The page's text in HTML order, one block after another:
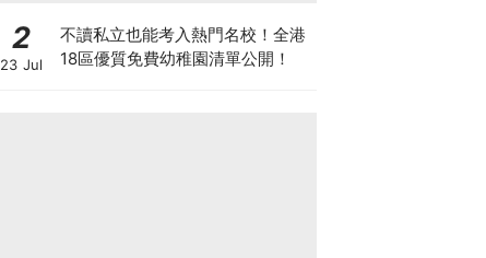
2
23 Jul
不讀私立也能考入熱門名校！全港
18區優質免費幼稚園清單公開！